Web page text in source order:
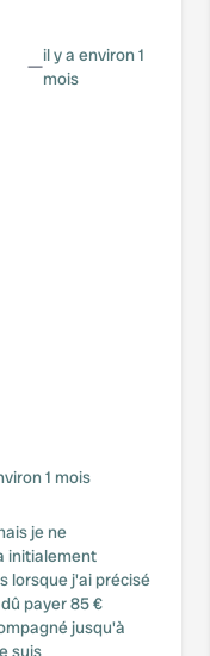
—il y a environ 1
mois
1 mois
je ne
initialement
lorsque j'ai précisé
payer 85 €
jusqu'à
suis